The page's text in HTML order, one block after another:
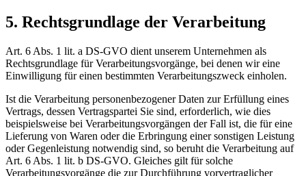
5. Rechtsgrundlage der Verarbeitung
Art. 6 Abs. 1 lit. a DS-GVO dient unserem Unternehmen als
Rechtsgrundlage für Verarbeitungsvorgänge, bei denen wir eine
Einwilligung für einen bestimmten Verarbeitungszweck einholen.
Ist die Verarbeitung personenbezogener Daten zur Erfüllung eines
Vertrags, dessen Vertragspartei Sie sind, erforderlich, wie dies
beispielsweise bei Verarbeitungsvorgängen der Fall ist, die für eine
Lieferung von Waren oder die Erbringung einer sonstigen Leistung
oder Gegenleistung notwendig sind, so beruht die Verarbeitung auf
Art. 6 Abs. 1 lit. b DS-GVO. Gleiches gilt für solche
Verarbeitungsvorgänge die zur Durchführung vorvertraglicher